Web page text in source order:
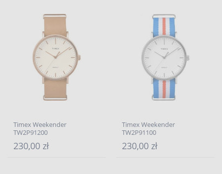
Timex Weekender
TW2P91200
230,00 zł
Timex Weekender
TW2P91100
230,00 zł